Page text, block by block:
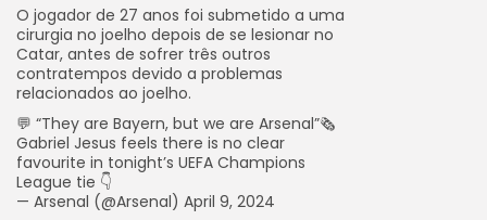
O jogador de 27 anos foi submetido a uma
cirurgia no joelho depois de se lesionar no
Catar, antes de sofrer três outros
contratempos devido a problemas
relacionados ao joelho.
💬 “They are Bayern, but we are Arsenal”🗞️
Gabriel Jesus feels there is no clear
favourite in tonight’s UEFA Champions
League tie 👇
— Arsenal (@Arsenal) April 9, 2024